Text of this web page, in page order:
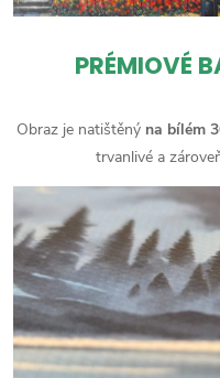
PRÉMIOVÉ
Obraz je natištěný na bílém
trvanlivé a